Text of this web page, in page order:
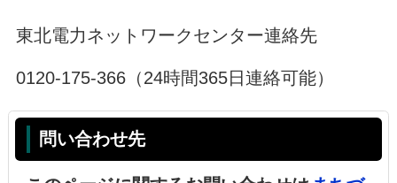
東北電力ネットワークセンター連絡先
0120-175-366（24時間365日連絡可能）
問い合わせ先